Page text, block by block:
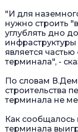
"И для
нужно строить
углублять дно
является
терминала", -
По словам
строительства
терминала не
Как сообщалось
терминала